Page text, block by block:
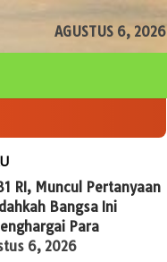
AGUSTUS 6, 2026
RI, Muncul Pertanyaan
Bangsa Ini
Para
6, 2026